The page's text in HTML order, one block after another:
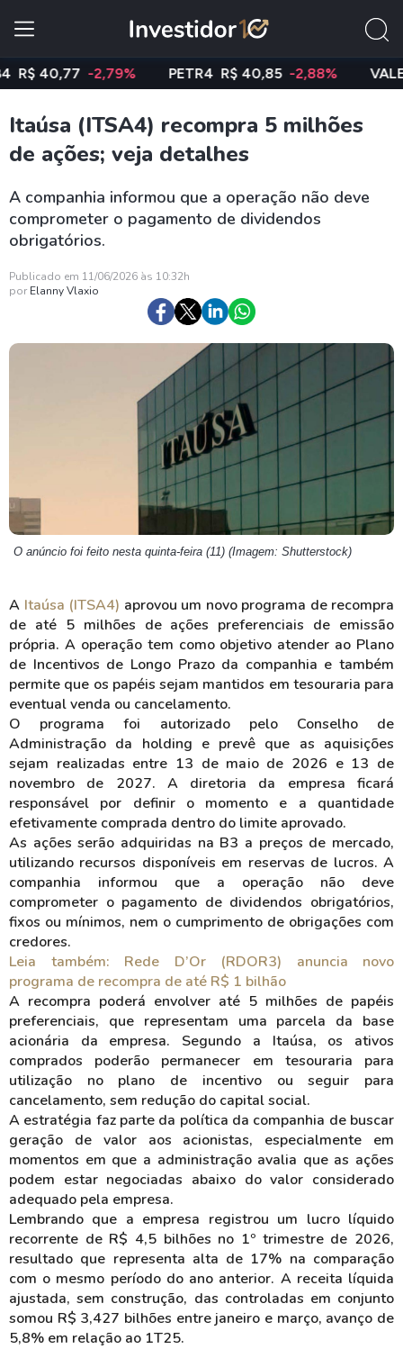
40,77 -2,79% PETR4 R$ 40,85 -2,88% VALE3
Itaúsa (ITSA4) recompra 5 milhões
de ações; veja detalhes
A companhia informou que a operação não deve
comprometer o pagamento de dividendos
obrigatórios.
Publicado em 11/06/2026 às 10:32h
por Elanny Vlaxio
O anúncio foi feito nesta quinta-feira (11) (Imagem: Shutterstock)
A Itaúsa (ITSA4) aprovou um novo programa de recompra
de até 5 milhões de ações preferenciais de emissão
própria. A operação tem como objetivo atender ao Plano
de Incentivos de Longo Prazo da companhia e também
permite que os papéis sejam mantidos em tesouraria para
eventual venda ou cancelamento.
O programa foi autorizado pelo Conselho de
Administração da holding e prevê que as aquisições
sejam realizadas entre 13 de maio de 2026 e 13 de
novembro de 2027. A diretoria da empresa ficará
responsável por definir o momento e a quantidade
efetivamente comprada dentro do limite aprovado.
As ações serão adquiridas na B3 a preços de mercado,
utilizando recursos disponíveis em reservas de lucros. A
companhia informou que a operação não deve
comprometer o pagamento de dividendos obrigatórios,
fixos ou mínimos, nem o cumprimento de obrigações com
credores.
Leia também: Rede D’Or (RDOR3) anuncia novo
programa de recompra de até R$ 1 bilhão
A recompra poderá envolver até 5 milhões de papéis
preferenciais, que representam uma parcela da base
acionária da empresa. Segundo a Itaúsa, os ativos
comprados poderão permanecer em tesouraria para
utilização no plano de incentivo ou seguir para
cancelamento, sem redução do capital social.
A estratégia faz parte da política da companhia de buscar
geração de valor aos acionistas, especialmente em
momentos em que a administração avalia que as ações
podem estar negociadas abaixo do valor considerado
adequado pela empresa.
Lembrando que a empresa registrou um lucro líquido
recorrente de R$ 4,5 bilhões no 1º trimestre de 2026,
resultado que representa alta de 17% na comparação
com o mesmo período do ano anterior. A receita líquida
ajustada, sem construção, das controladas em conjunto
somou R$ 3,427 bilhões entre janeiro e março, avanço de
5,8% em relação ao 1T25.